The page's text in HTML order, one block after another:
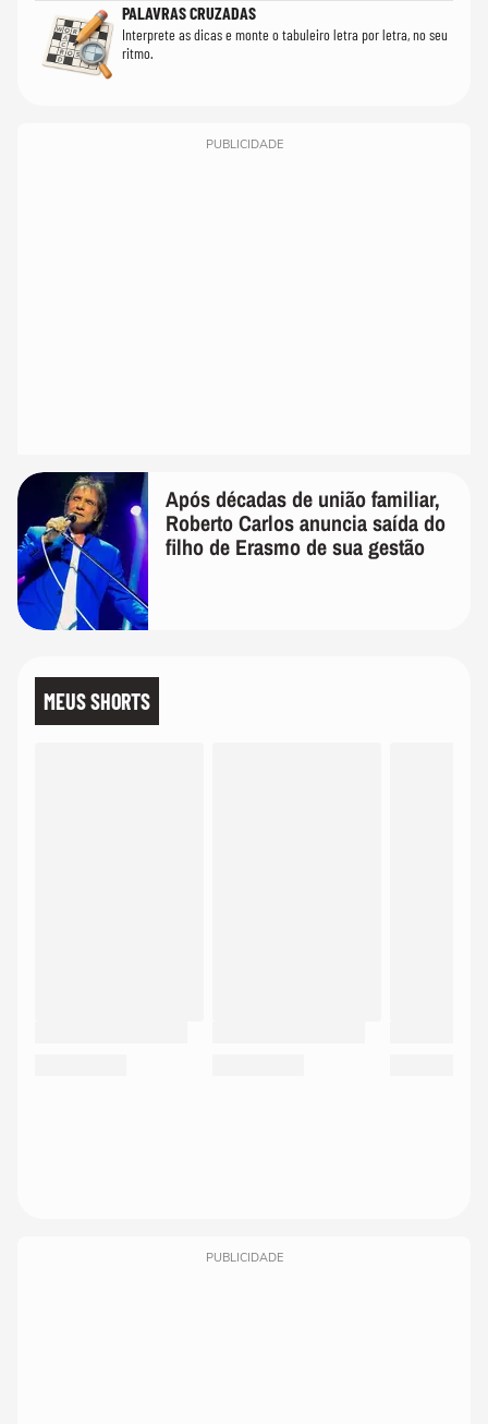
PALAVRAS CRUZADAS
Interprete as dicas e monte o tabuleiro letra por letra, no seu
ritmo.
PUBLICIDADE
Após décadas de união familiar,
Roberto Carlos anuncia saída do
filho de Erasmo de sua gestão
MEUS SHORTS
PUBLICIDADE